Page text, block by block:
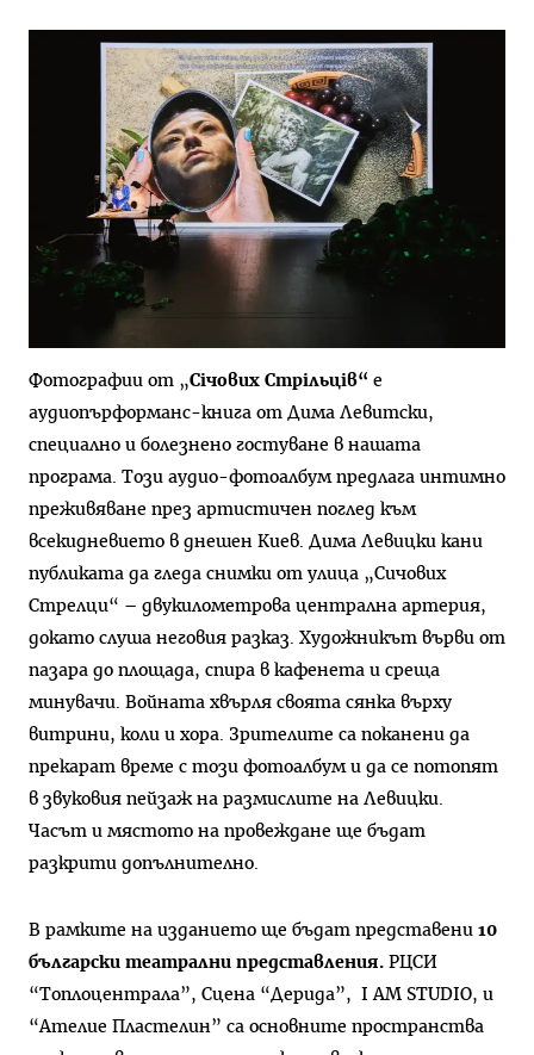
Фотографии от „Січових Стрільців“ е
аудиопърформанс-книга от Дима Левитски,
специално и болезнено гостуване в нашата
програма. Този аудио-фотоалбум предлага интимно
преживяване през артистичен поглед към
всекидневието в днешен Киев. Дима Левицки кани
публиката да гледа снимки от улица „Сичових
Стрелци“ – двукилометрова централна артерия,
докато слуша неговия разказ. Художникът върви от
пазара до площада, спира в кафенета и среща
минувачи. Войната хвърля своята сянка върху
витрини, коли и хора. Зрителите са поканени да
прекарат време с този фотоалбум и да се потопят
в звуковия пейзаж на размислите на Левицки.
Часът и мястото на провеждане ще бъдат
разкрити допълнително.
В рамките на изданието ще бъдат представени 10
български театрални представления. РЦСИ
“Топлоцентрала”, Сцена “Дерида”, I AM STUDIO, и
“Ателие Пластелин” са основните пространства